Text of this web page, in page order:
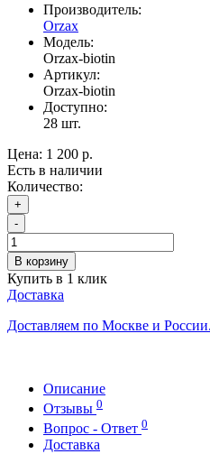
Производитель:
Orzax
Модель:
Orzax-biotin
Артикул:
Orzax-biotin
Доступно:
28 шт.
Цена: 1 200 р.
Есть в наличии
Количество:
+
-
В корзину
Купить в 1 клик
Доставка
Доставляем по Москве и России.
Описание
Отзывы 0
Вопрос - Ответ 0
Доставка